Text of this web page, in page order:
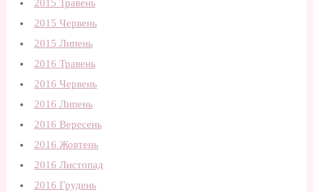
2015 Травень
2015 Червень
2015 Липень
2016 Травень
2016 Червень
2016 Липень
2016 Вересень
2016 Жовтень
2016 Листопад
2016 Грудень